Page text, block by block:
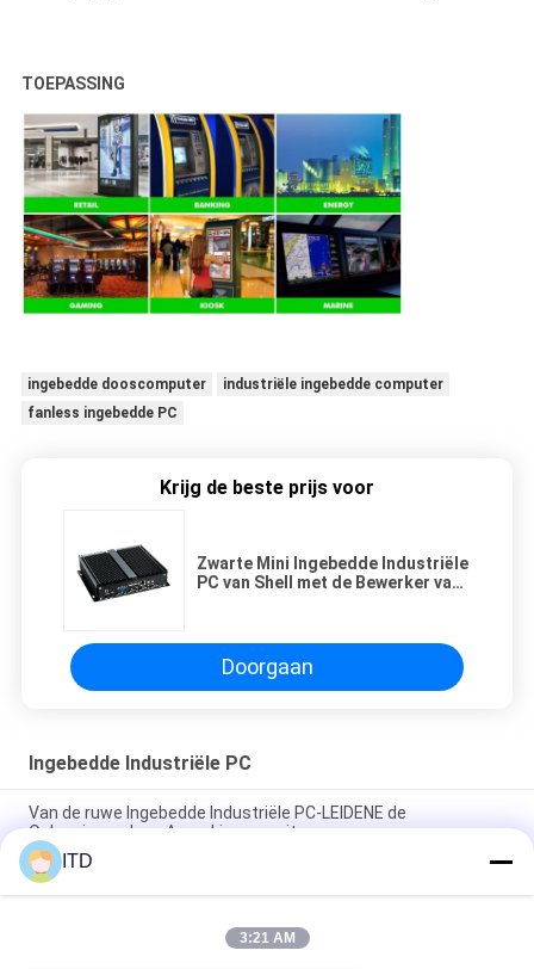
TOEPASSING
ingebedde dooscomputer
industriële ingebedde computer
fanless ingebedde PC
Krijg de beste prijs voor
Zwarte Mini Ingebedde Industriële
PC van Shell met de Bewerker van
Doorgaan
Ingebedde Industriële PC
Van de ruwe Ingebedde Industriële PC-LEIDENE de
Oplossingendoos Aanrakingsmonitor
Freestanding Interactieve Ingebedde Digitale Signage
Industriële Binnen
2xIntel I225V 2.5G bedde de Industriële PC-Oplossingen van de
ITD
3:21 AM